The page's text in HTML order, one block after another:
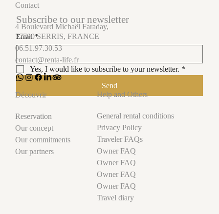
Subscribe to our newsletter
Email *
Yes, I would like to subscribe to your newsletter. *
Send
Contact
4 Boulevard Michaël Faraday,
77700 SERRIS, FRANCE
06.51.97.30.53
contact@renta-life.fr
Découvrir
Reservation
Our concept
Our commitments
Our partners
Help and Others
General rental conditions
Privacy Policy
Traveler FAQs
Owner FAQ
Owner FAQ
Owner FAQ
Owner FAQ
Travel diary